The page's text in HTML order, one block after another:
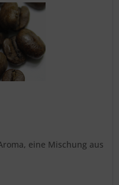
eine Mischung aus